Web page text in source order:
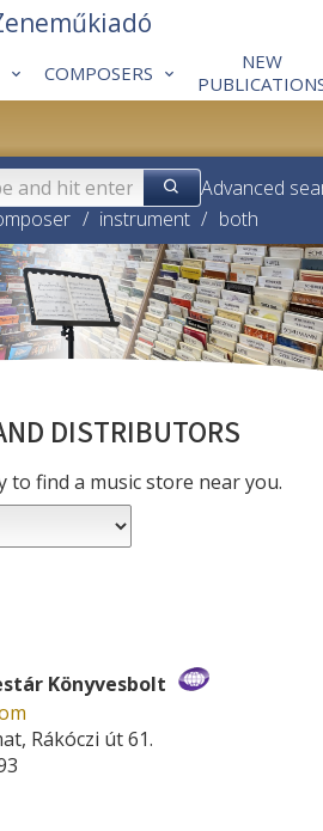
COMPOSERS
NEW
Advanced
/ instrument / both
DISTRIBUTORS
to find a music store near you.
Könyvesbolt
Rákóczi út 61.